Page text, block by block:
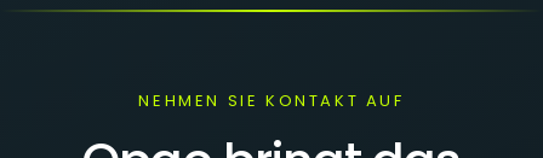
NEHMEN SIE KONTAKT AUF